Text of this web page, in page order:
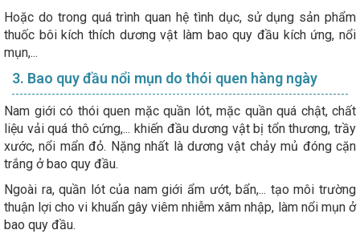
Hoặc do trong quá trình quan hệ tình dục, sử dụng sản phẩm
thuốc bôi kích thích dương vật làm bao quy đầu kích ứng, nổi
mụn,...
3. Bao quy đầu nổi mụn do thói quen hàng ngày
Nam giới có thói quen mặc quần lót, mặc quần quá chật, chất
liệu vải quá thô cứng,... khiến đầu dương vật bị tổn thương, trầy
xước, nổi mẩn đỏ. Nặng nhất là dương vật chảy mủ đóng cặn
trắng ở bao quy đầu.
Ngoài ra, quần lót của nam giới ẩm ướt, bẩn,... tạo môi trường
thuận lợi cho vi khuẩn gây viêm nhiễm xâm nhập, làm nổi mụn ở
bao quy đầu.